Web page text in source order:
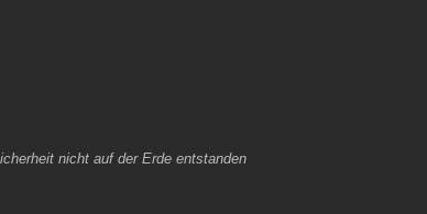
nicht auf der Erde entstanden